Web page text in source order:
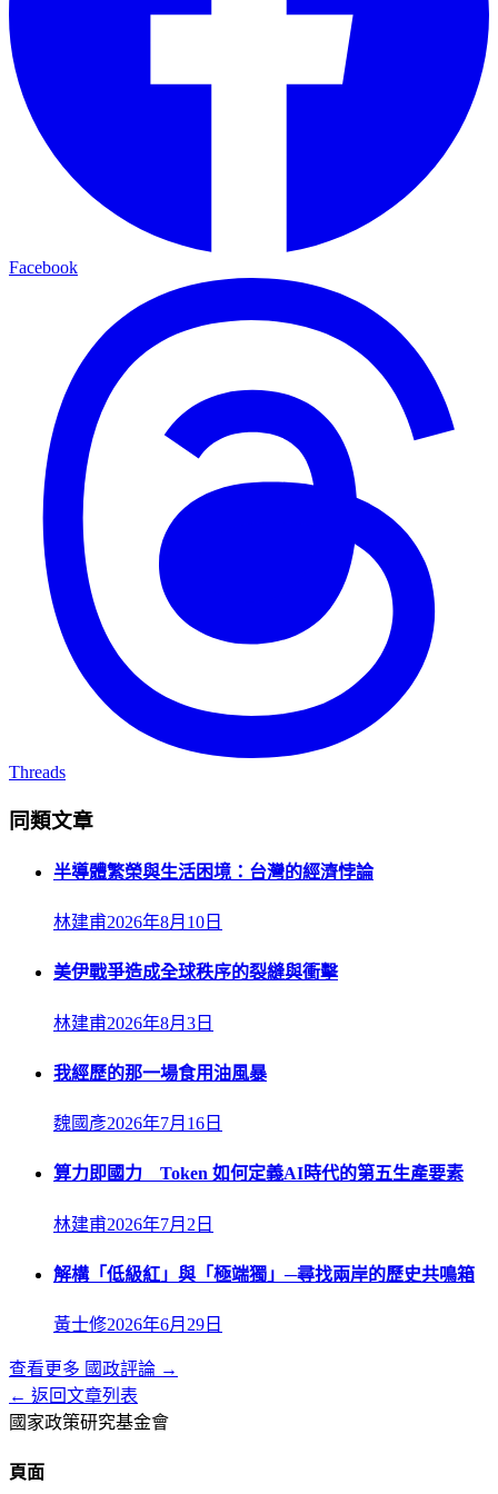
Facebook
Threads
同類文章
半導體繁榮與生活困境：台灣的經濟悖論
林建甫2026年8月10日
美伊戰爭造成全球秩序的裂縫與衝擊
林建甫2026年8月3日
我經歷的那一場食用油風暴
魏國彥2026年7月16日
算力即國力 Token 如何定義AI時代的第五生產要素
林建甫2026年7月2日
解構「低級紅」與「極端獨」─尋找兩岸的歷史共鳴箱
黃士修2026年6月29日
查看更多 國政評論 →
← 返回文章列表
國家政策研究基金會
頁面